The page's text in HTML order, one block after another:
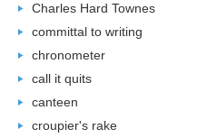
Charles Hard Townes
committal to writing
chronometer
call it quits
canteen
croupier's rake